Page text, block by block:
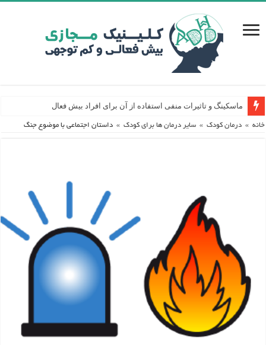
ماسکینگ و تاثیرات منفی استفاده از آن برای افراد بیش فعال
خانه » درمان کودک » سایر درمان ها برای کودک » داستان اجتماعی با موضوع جنگ